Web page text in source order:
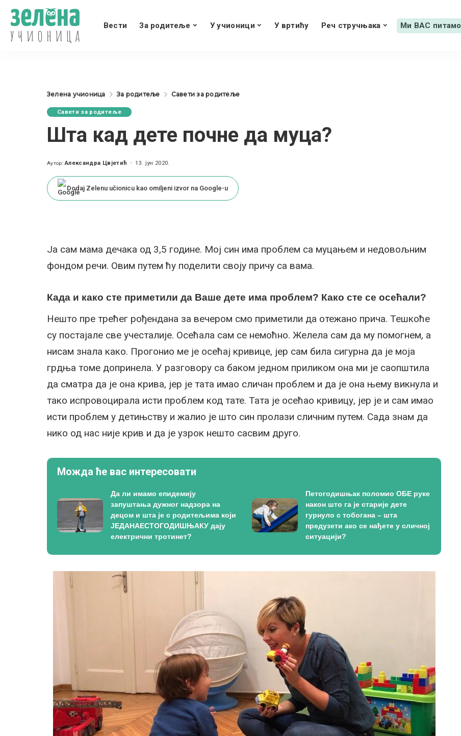
Вести За родитеље У учионици У вртићу Реч стручњака Ми ВАС питамо
Зелена учионица За родитеље Савети за родитеље
Савети за родитеље
Шта кад дете почне да муца?
Posted
Аутор: Александра Цвјетић 13. јун 2020.
Dodaj Zelenu učionicu kao omiljeni izvor na Google-u
Ја сам мама дечака од 3,5 године. Мој син има проблем са муцањем и недовољним
фондом речи. Овим путем ћу поделити своју причу са вама.
Када и како сте приметили да Ваше дете има проблем? Како сте се осећали?
Нешто пре трећег рођендана за вечером смо приметили да отежано прича. Тешкоће
су постајале све учесталије. Осећала сам се немоћно. Желела сам да му помогнем, а
нисам знала како. Прогонио ме је осећај кривице, јер сам била сигурна да је моја
грдња томе допринела. У разговору са баком једном приликом она ми је саопштила
да сматра да је она крива, јер је тата имао сличан проблем и да је она њему викнула и
тако испровоцирала исти проблем код тате. Тата је осећао кривицу, јер је и сам имао
исти проблем у детињству и жалио је што син пролази сличним путем. Сада знам да
нико од нас није крив и да је узрок нешто сасвим друго.
Можда ће вас интересовати
Да ли имамо епидемију
запуштања дужног надзора на
децом и шта је с родитељима који
ЈЕДАНАЕСТОГОДИШЊАКУ дају
електрични тротинет?
Петогодишњак поломио ОБЕ руке
након што га је старије дете
гурнуло с тобогана – шта
предузети ако се нађете у сличној
ситуацији?